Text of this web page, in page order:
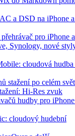
a DSD na iPhone
pro iPhone
Synology, nové
cloudová
stažení po celém
Hi-Res zvuk
hudby pro
cloudový hudební